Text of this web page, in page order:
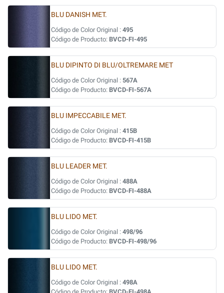
BLU DANISH MET.
Código de Color Original : 495
Código de Producto: BVCD-FI-495
BLU DIPINTO DI BLU/OLTREMARE MET
Código de Color Original : 567A
Código de Producto: BVCD-FI-567A
BLU IMPECCABILE MET.
Código de Color Original : 415B
Código de Producto: BVCD-FI-415B
BLU LEADER MET.
Código de Color Original : 488A
Código de Producto: BVCD-FI-488A
BLU LIDO MET.
Código de Color Original : 498/96
Código de Producto: BVCD-FI-498/96
BLU LIDO MET.
Código de Color Original : 498A